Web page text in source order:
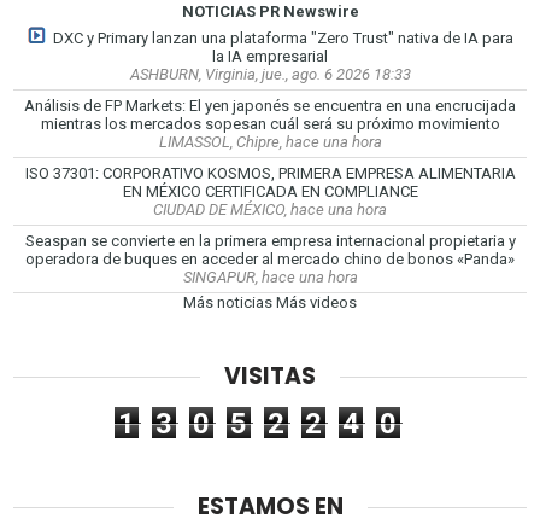
NOTICIAS PR Newswire
DXC y Primary lanzan una plataforma "Zero Trust" nativa de IA para
la IA empresarial
ASHBURN, Virginia, jue., ago. 6 2026 18:33
Análisis de FP Markets: El yen japonés se encuentra en una encrucijada
mientras los mercados sopesan cuál será su próximo movimiento
LIMASSOL, Chipre, hace una hora
ISO 37301: CORPORATIVO KOSMOS, PRIMERA EMPRESA ALIMENTARIA
EN MÉXICO CERTIFICADA EN COMPLIANCE
CIUDAD DE MÉXICO, hace una hora
Seaspan se convierte en la primera empresa internacional propietaria y
operadora de buques en acceder al mercado chino de bonos «Panda»
SINGAPUR, hace una hora
Más noticias Más videos
VISITAS
1 3 0 5 2 2 4 0
ESTAMOS EN